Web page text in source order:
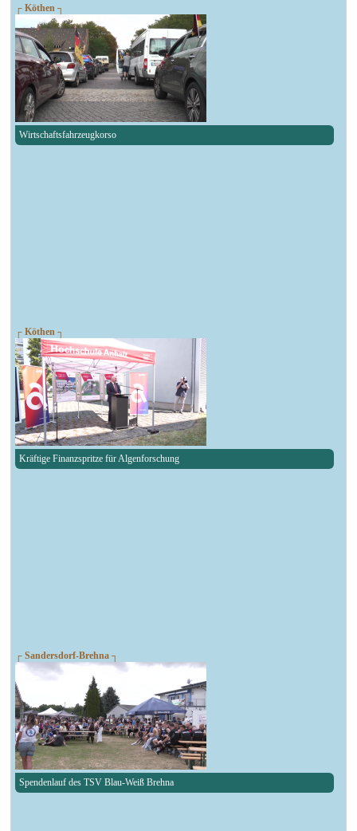
┌ Köthen ┐
Wirtschaftsfahrzeugkorso
┌ Köthen ┐
Kräftige Finanzspritze für Algenforschung
┌ Sandersdorf-Brehna ┐
Spendenlauf des TSV Blau-Weiß Brehna